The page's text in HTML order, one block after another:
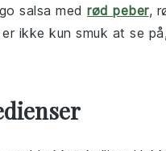
salsa med rød peber,
ikke kun smuk at se